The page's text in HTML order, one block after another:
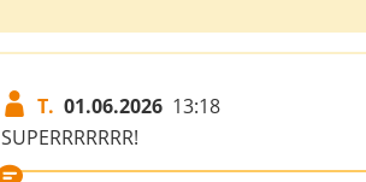
T. 01.06.2026 13:18
SUPERRRRRRR!